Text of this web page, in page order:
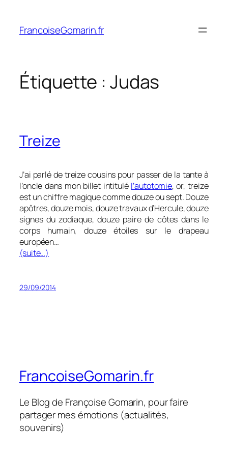
contenu
FrancoiseGomarin.fr
Étiquette : Judas
Treize
J’ai parlé de treize cousins pour passer de la tante à
l’oncle dans mon billet intitulé l’autotomie, or, treize
est un chiffre magique comme douze ou sept. Douze
apôtres, douze mois, douze travaux d’Hercule, douze
signes du zodiaque, douze paire de côtes dans le
corps humain, douze étoiles sur le drapeau
européen…
(suite…)
29/09/2014
FrancoiseGomarin.fr
Le Blog de Françoise Gomarin, pour faire
partager mes émotions (actualités,
souvenirs)